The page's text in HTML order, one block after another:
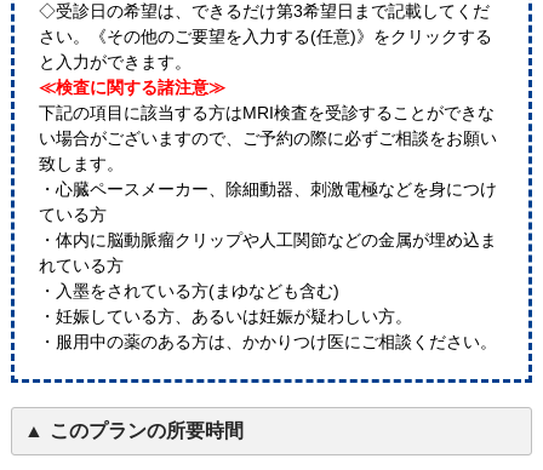
◇受診日の希望は、できるだけ第3希望日まで記載してくだ
さい。《その他のご要望を入力する(任意)》をクリックする
と入力ができます。
≪検査に関する諸注意≫
下記の項目に該当する方はMRI検査を受診することができな
い場合がございますので、ご予約の際に必ずご相談をお願い
致します。
・心臓ペースメーカー、除細動器、刺激電極などを身につけ
ている方
・体内に脳動脈瘤クリップや人工関節などの金属が埋め込ま
れている方
・入墨をされている方(まゆなども含む)
・妊娠している方、あるいは妊娠が疑わしい方。
・服用中の薬のある方は、かかりつけ医にご相談ください。
このプランの所要時間